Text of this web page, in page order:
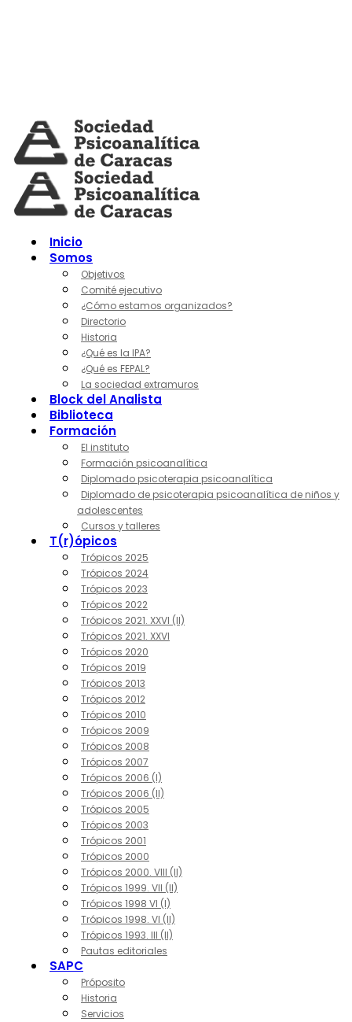
Inicio
Somos
Objetivos
Comité ejecutivo
¿Cómo estamos organizados?
Directorio
Historia
¿Qué es la IPA?
¿Qué es FEPAL?
La sociedad extramuros
Block del Analista
Biblioteca
Formación
El instituto
Formación psicoanalítica
Diplomado psicoterapia psicoanalítica
Diplomado de psicoterapia psicoanalítica de niños y
adolescentes
Cursos y talleres
T(r)ópicos
Trópicos 2025
Trópicos 2024
Trópicos 2023
Trópicos 2022
Trópicos 2021. XXVI (II)
Trópicos 2021. XXVI
Trópicos 2020
Trópicos 2019
Trópicos 2013
Trópicos 2012
Trópicos 2010
Trópicos 2009
Trópicos 2008
Trópicos 2007
Trópicos 2006 (I)
Trópicos 2006 (II)
Trópicos 2005
Trópicos 2003
Trópicos 2001
Trópicos 2000
Trópicos 2000. VIII (II)
Trópicos 1999. VII (II)
Trópicos 1998 VI (I)
Trópicos 1998. VI (II)
Trópicos 1993. III (II)
Pautas editoriales
SAPC
Próposito
Historia
Servicios